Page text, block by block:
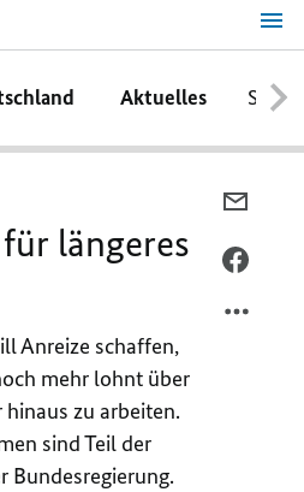
Aktuelles
längeres
Anreize schaffen,
mehr lohnt über
zu arbeiten.
sind Teil der
Bundesregierung.